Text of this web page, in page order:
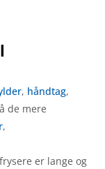
, håndtag,
de mere
,
er lange og